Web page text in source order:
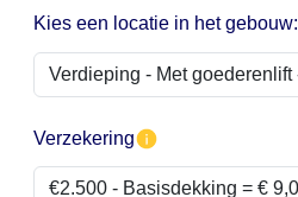
Kies een locatie in het gebouw:
Verzekering